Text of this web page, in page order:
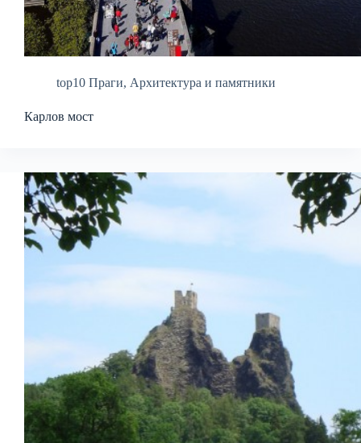
top10 Праги, Архитектура и памятники
Карлов мост